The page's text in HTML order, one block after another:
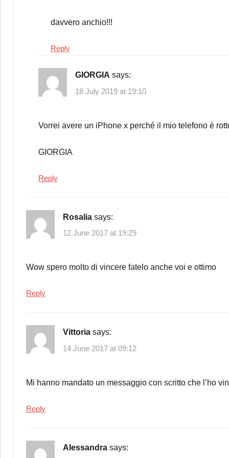
davvero anchio!!!
Reply
GIORGIA says:
18 July 2019 at 19:10
Vorrei avere un iPhone x perché il mio telefono è
GIORGIA
Reply
Rosalia says:
12 June 2017 at 19:29
Wow spero molto di vincere fatelo anche voi e ottimo
Reply
Vittoria says:
14 June 2017 at 09:12
Mi hanno mandato un messaggio con scritto che l’ho
Reply
Alessandra says: